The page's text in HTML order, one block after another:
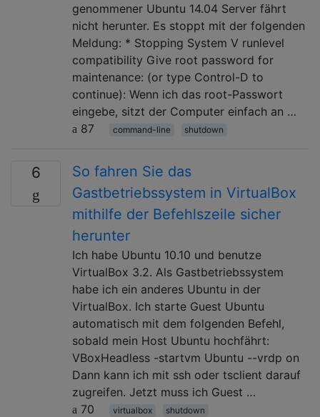
genommener Ubuntu 14.04 Server fährt
nicht herunter. Es stoppt mit der folgenden
Meldung: * Stopping System V runlevel
compatibility Give root password for
maintenance: (or type Control-D to
continue): Wenn ich das root-Passwort
eingebe, sitzt der Computer einfach an …
87
command-line shutdown
6
So fahren Sie das
Gastbetriebssystem in VirtualBox
mithilfe der Befehlszeile sicher
herunter
Ich habe Ubuntu 10.10 und benutze
VirtualBox 3.2. Als Gastbetriebssystem
habe ich ein anderes Ubuntu in der
VirtualBox. Ich starte Guest Ubuntu
automatisch mit dem folgenden Befehl,
sobald mein Host Ubuntu hochfährt:
VBoxHeadless -startvm Ubuntu --vrdp on
Dann kann ich mit ssh oder tsclient darauf
zugreifen. Jetzt muss ich Guest …
70
virtualbox shutdown